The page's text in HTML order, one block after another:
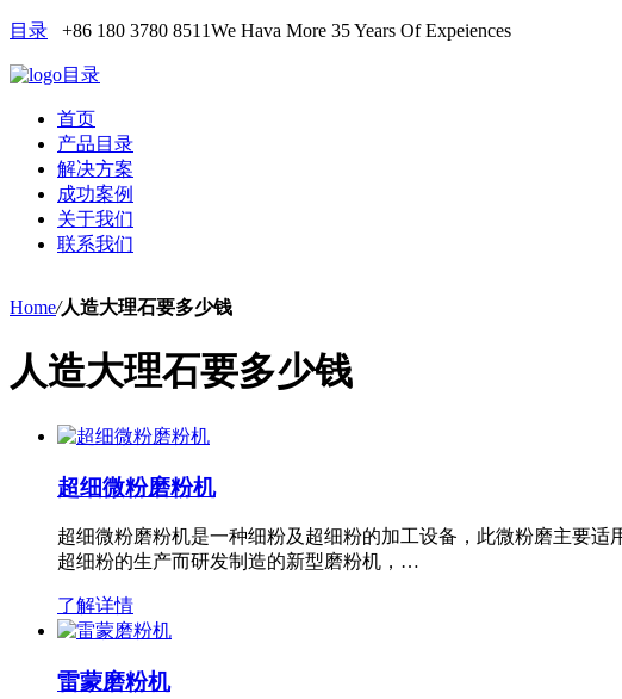
目录 +86 180 3780 8511We Hava More 35 Years Of Expeiences
目录
首页
产品目录
解决方案
成功案例
关于我们
联系我们
Home/人造大理石要多少钱
人造大理石要多少钱
超细微粉磨粉机
超细微粉磨粉机是一种细粉及超细粉的加工设备，此微粉磨主要
超细粉的生产而研发制造的新型磨粉机，…
了解详情
雷蒙磨粉机